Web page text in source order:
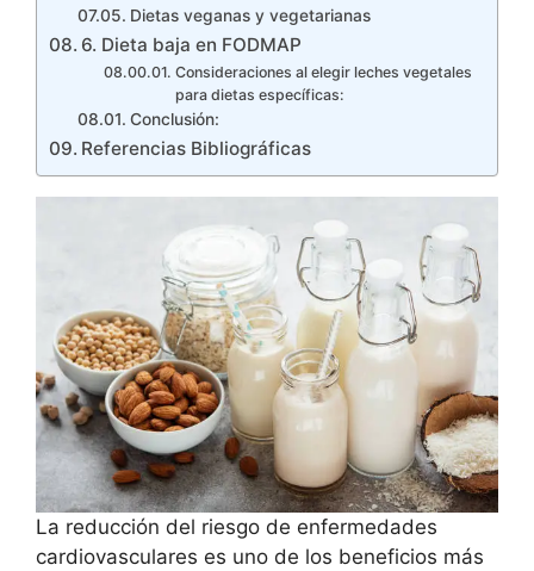
Dietas veganas y vegetarianas
6. Dieta baja en FODMAP
Consideraciones al elegir leches vegetales
para dietas específicas:
Conclusión:
Referencias Bibliográficas
La reducción del riesgo de enfermedades
cardiovasculares es uno de los beneficios más